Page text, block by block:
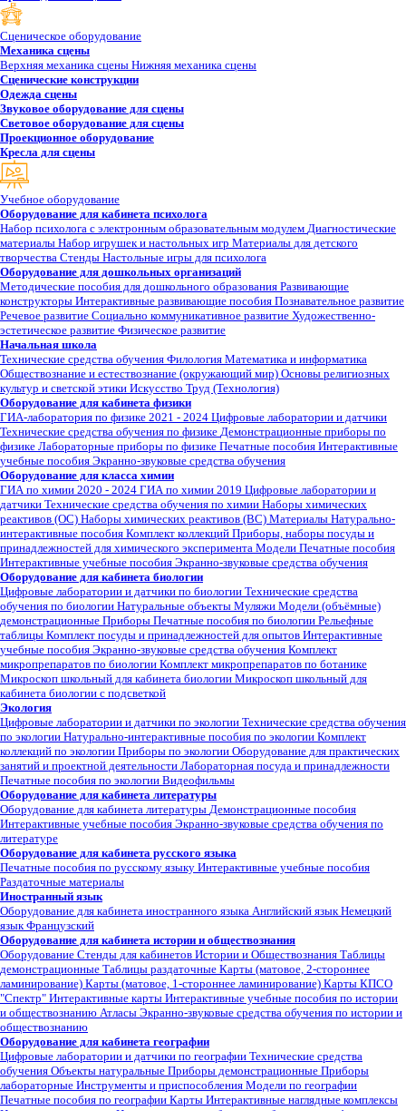
Сценическое оборудование
Механика сцены
Верхняя механика сцены Нижняя механика сцены
Сценические конструкции
Одежда сцены
Звуковое оборудование для сцены
Световое оборудование для сцены
Проекционное оборудование
Кресла для сцены
Учебное оборудование
Оборудование для кабинета психолога
Набор психолога с электронным образовательным модулем Диагностические
материалы Набор игрушек и настольных игр Материалы для детского
творчества Стенды Настольные игры для психолога
Оборудование для дошкольных организаций
Методические пособия для дошкольного образования Развивающие
конструкторы Интерактивные развивающие пособия Познавательное развитие
Речевое развитие Социально коммуникативное развитие Художественно-
эстетическое развитие Физическое развитие
Начальная школа
Технические средства обучения Филология Математика и информатика
Обществознание и естествознание (окружающий мир) Основы религиозных
культур и светской этики Искусство Труд (Технология)
Оборудование для кабинета физики
ГИА-лаборатория по физике 2021 - 2024 Цифровые лаборатории и датчики
Технические средства обучения по физике Демонстрационные приборы по
физике Лабораторные приборы по физике Печатные пособия Интерактивные
учебные пособия Экранно-звуковые средства обучения
Оборудование для класса химии
ГИА по химии 2020 - 2024 ГИА по химии 2019 Цифровые лаборатории и
датчики Технические средства обучения по химии Наборы химических
реактивов (ОС) Наборы химических реактивов (ВС) Материалы Натурально-
интерактивные пособия Комплект коллекций Приборы, наборы посуды и
принадлежностей для химического эксперимента Модели Печатные пособия
Интерактивные учебные пособия Экранно-звуковые средства обучения
Оборудование для кабинета биологии
Цифровые лаборатории и датчики по биологии Технические средства
обучения по биологии Натуральные объекты Муляжи Модели (объёмные)
демонстрационные Приборы Печатные пособия по биологии Рельефные
таблицы Комплект посуды и принадлежностей для опытов Интерактивные
учебные пособия Экранно-звуковые средства обучения Комплект
микропрепаратов по биологии Комплект микропрепаратов по ботанике
Микроскоп школьный для кабинета биологии Микроскоп школьный для
кабинета биологии с подсветкой
Экология
Цифровые лаборатории и датчики по экологии Технические средства обучения
по экологии Натурально-интерактивные пособия по экологии Комплект
коллекций по экологии Приборы по экологии Оборудование для практических
занятий и проектной деятельности Лабораторная посуда и принадлежности
Печатные пособия по экологии Видеофильмы
Оборудование для кабинета литературы
Оборудование для кабинета литературы Демонстрационные пособия
Интерактивные учебные пособия Экранно-звуковые средства обучения по
литературе
Оборудование для кабинета русского языка
Печатные пособия по русскому языку Интерактивные учебные пособия
Раздаточные материалы
Иностранный язык
Оборудование для кабинета иностранного языка Английский язык Немецкий
язык Французский
Оборудование для кабинета истории и обществознания
Оборудование Стенды для кабинетов Истории и Обществознания Таблицы
демонстрационные Таблицы раздаточные Карты (матовое, 2-стороннее
ламинирование) Карты (матовое, 1-стороннее ламинирование) Карты КПСО
"Спектр" Интерактивные карты Интерактивные учебные пособия по истории
и обществознанию Атласы Экранно-звуковые средства обучения по истории и
обществознанию
Оборудование для кабинета географии
Цифровые лаборатории и датчики по географии Технические средства
обучения Объекты натуральные Приборы демонстрационные Приборы
лабораторные Инструменты и приспособления Модели по географии
Печатные пособия по географии Карты Интерактивные наглядные комплексы